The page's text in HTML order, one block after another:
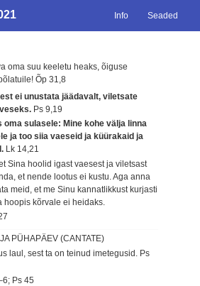
Info Seaded
oma suu keeletu heaks, õiguse
Õp 31,8
ei unustata jäädavalt, viletsate
Ps 9,19
oma sulasele: Mine kohe välja linna
ja too siia vaeseid ja küürakaid ja
Lk 14,21
Sina hoolid igast vaesest ja viletsast
et nende lootus ei kustu. Aga anna
meid, et me Sinu kannatlikkust kurjasti
hoopis kõrvale ei heidaks.
PÜHAPÄEV (CANTATE)
laul, sest ta on teinud imetegusid. Ps
Ps 45